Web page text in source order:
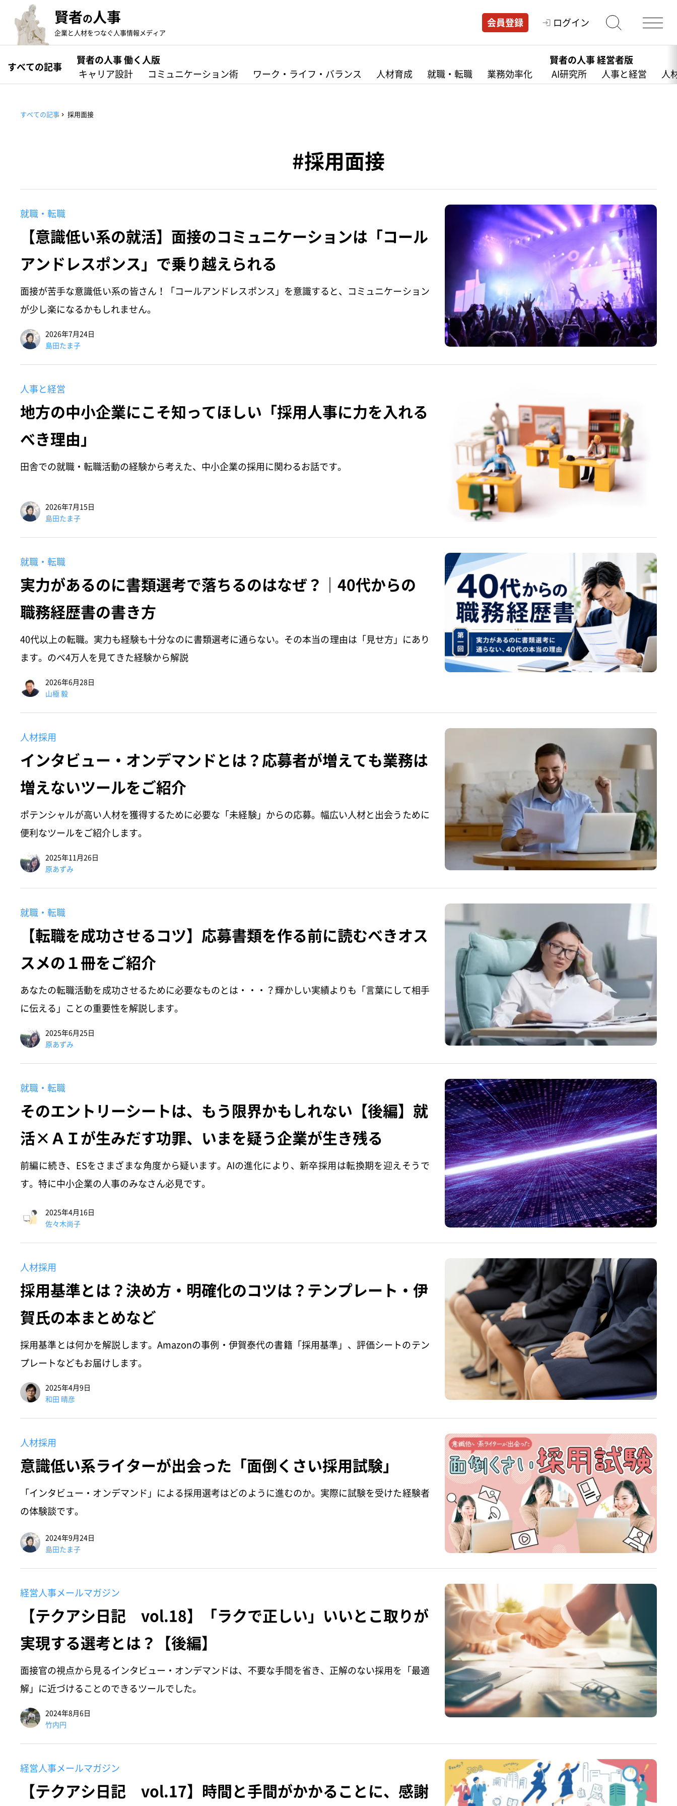
賢者の人事
企業と人材をつなぐ人事情報メディア
会員登録 ログイン
すべての記事
賢者の人事 働く人版
キャリア設計
コミュニケーション術 ワーク・ライフ・バランス 人材育成 就職・転職 業務効率化
賢者の人事 経営者版
AI研究所
人事と経営 人
すべての記事 採用面接
#採用面接
就職・転職
【意識低い系の就活】面接のコミュニケーションは「コール
アンドレスポンス」で乗り越えられる
面接が苦手な意識低い系の皆さん！「コールアンドレスポンス」を意識すると、コミュニケーション
が少し楽になるかもしれません。
2026年7月24日
島田たま子
人事と経営
地方の中小企業にこそ知ってほしい「採用人事に力を入れる
べき理由」
田舎での就職・転職活動の経験から考えた、中小企業の採用に関わるお話です。
2026年7月15日
島田たま子
就職・転職
実力があるのに書類選考で落ちるのはなぜ？｜40代からの
職務経歴書の書き方
40代以上の転職。実力も経験も十分なのに書類選考に通らない。その本当の理由は「見せ方」にあり
ます。のべ4万人を見てきた経験から解説
2026年6月28日
山極 毅
人材採用
インタビュー・オンデマンドとは？応募者が増えても業務は
増えないツールをご紹介
ポテンシャルが高い人材を獲得するために必要な「未経験」からの応募。幅広い人材と出会うために
便利なツールをご紹介します。
2025年11月26日
原あずみ
就職・転職
【転職を成功させるコツ】応募書類を作る前に読むべきオス
スメの１冊をご紹介
あなたの転職活動を成功させるために必要なものとは・・・？輝かしい実績よりも「言葉にして相手
に伝える」ことの重要性を解説します。
2025年6月25日
原あずみ
就職・転職
そのエントリーシートは、もう限界かもしれない【後編】就
活×ＡＩが生みだす功罪、いまを疑う企業が生き残る
前編に続き、ESをさまざまな角度から疑います。AIの進化により、新卒採用は転換期を迎えそうで
す。特に中小企業の人事のみなさん必見です。
2025年4月16日
佐々木尚子
人材採用
採用基準とは？決め方・明確化のコツは？テンプレート・伊
賀氏の本まとめなど
採用基準とは何かを解説します。Amazonの事例・伊賀泰代の書籍「採用基準」、評価シートのテン
プレートなどもお届けします。
2025年4月9日
和田 晴彦
人材採用
意識低い系ライターが出会った「面倒くさい採用試験」
「インタビュー・オンデマンド」による採用選考はどのように進むのか。実際に試験を受けた経験者
の体験談です。
2024年9月24日
島田たま子
経営人事メールマガジン
【テクアシ日記 vol.18】「ラクで正しい」いいとこ取りが
実現する選考とは？【後編】
面接官の視点から見るインタビュー・オンデマンドは、不要な手間を省き、正解のない採用を「最適
解」に近づけることのできるツールでした。
2024年8月6日
竹内円
経営人事メールマガジン
【テクアシ日記 vol.17】時間と手間がかかることに、感謝